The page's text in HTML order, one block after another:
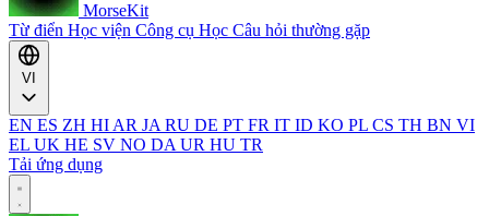
MorseKit
Từ điển Học viện Công cụ Học Câu hỏi thường gặp
EN ES ZH HI AR JA RU DE PT FR IT ID KO PL CS TH BN VI
EL UK HE SV NO DA UR HU TR
Tải ứng dụng